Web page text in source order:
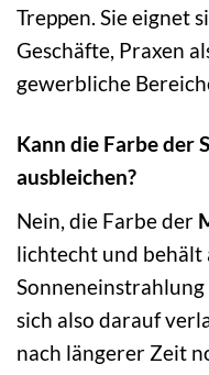
Treppen. Sie eignet
Geschäfte, Praxen
gewerbliche
Kann die Farbe der
ausbleichen?
Nein, die Farbe der
lichtecht und
sich also darauf
nach längerer Zeit